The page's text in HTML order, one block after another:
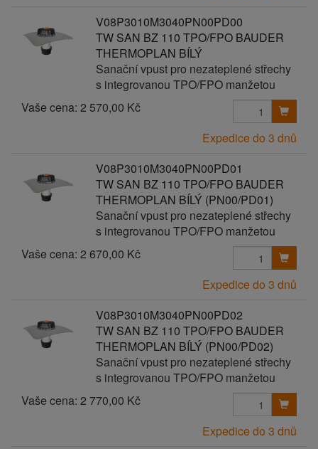
V08P3010M3040PN00PD00
TW SAN BZ 110 TPO/FPO BAUDER
THERMOPLAN BÍLÝ
Sanační vpust pro nezateplené střechy
s integrovanou TPO/FPO manžetou
Vaše cena: 2 570,00 Kč
Expedice do 3 dnů
V08P3010M3040PN00PD01
TW SAN BZ 110 TPO/FPO BAUDER
THERMOPLAN BÍLÝ (PN00/PD01)
Sanační vpust pro nezateplené střechy
s integrovanou TPO/FPO manžetou
Vaše cena: 2 670,00 Kč
Expedice do 3 dnů
V08P3010M3040PN00PD02
TW SAN BZ 110 TPO/FPO BAUDER
THERMOPLAN BÍLÝ (PN00/PD02)
Sanační vpust pro nezateplené střechy
s integrovanou TPO/FPO manžetou
Vaše cena: 2 770,00 Kč
Expedice do 3 dnů